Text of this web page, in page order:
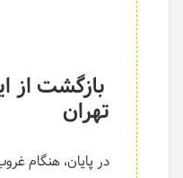
بازگشت از
تهران
در پایان، هنگام